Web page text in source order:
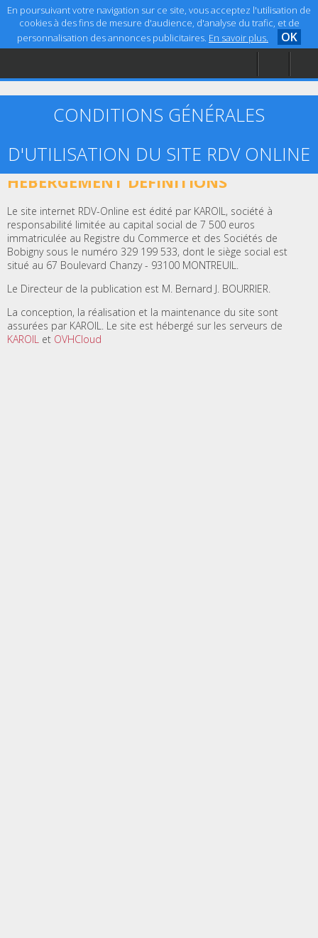
En poursuivant votre navigation sur ce site, vous acceptez l'utilisation de
cookies à des fins de mesure d'audience, d'analyse du trafic, et de
personnalisation des annonces publicitaires. En savoir plus. OK
Accueil
Aide
CONDITIONS GÉNÉRALES
D'UTILISATION DU SITE RDV ONLINE
ARTICLE 1 – ÉDITEUR, CRÉATION ET
HÉBERGEMENT DÉFINITIONS
Le site internet RDV-Online est édité par KAROIL, société à
responsabilité limitée au capital social de 7 500 euros
immatriculée au Registre du Commerce et des Sociétés de
Bobigny sous le numéro 329 199 533, dont le siège social est
situé au 67 Boulevard Chanzy - 93100 MONTREUIL.
Le Directeur de la publication est M. Bernard J. BOURRIER.
La conception, la réalisation et la maintenance du site sont
assurées par KAROIL. Le site est hébergé sur les serveurs de
KAROIL et OVHCloud